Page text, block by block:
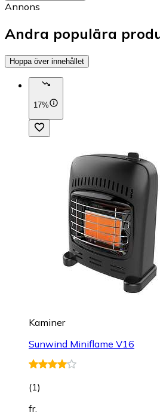
Annons
Andra populära
Hoppa över innehållet
17%
Kaminer
Sunwind Miniflame V16
(1)
fr.